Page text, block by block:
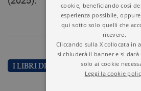
I LIBRI DI MATTEO MESCHIARI
cookie, beneficiando così
esperienza possibile,
qui sotto solo quelli che
ricevere.
Cliccando sulla X collocata in
si chiuderà il banner e si darà
solo ai cookie
Leggi la cookie